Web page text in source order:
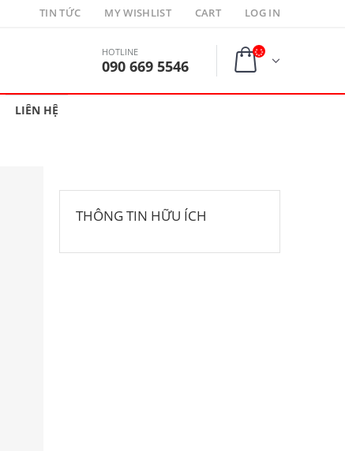
TIN TỨC MY WISHLIST CART LOG IN
HOTLINE
090 669 5546
LIÊN HỆ
THÔNG TIN HỮU ÍCH